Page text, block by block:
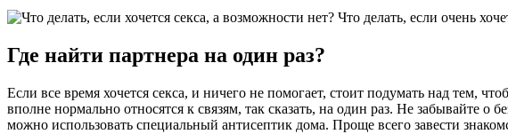
Где найти партнера на один раз?
Если все время хочется секса, и ничего не помогает, стоит подумать над тем,
вполне нормально относятся к связям, так сказать, на один раз. Не забывайте о
можно использовать специальный антисептик дома. Проще всего завести